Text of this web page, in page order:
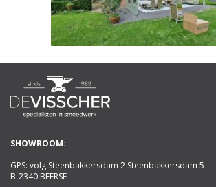
SHOWROOM:
GPS: volg Steenbakkersdam 2 Steenbakkersdam 5
B-2340 BEERSE